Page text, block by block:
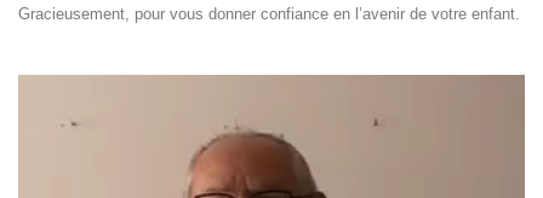
Gracieusement, pour vous donner confiance en l’avenir de votre enfant.